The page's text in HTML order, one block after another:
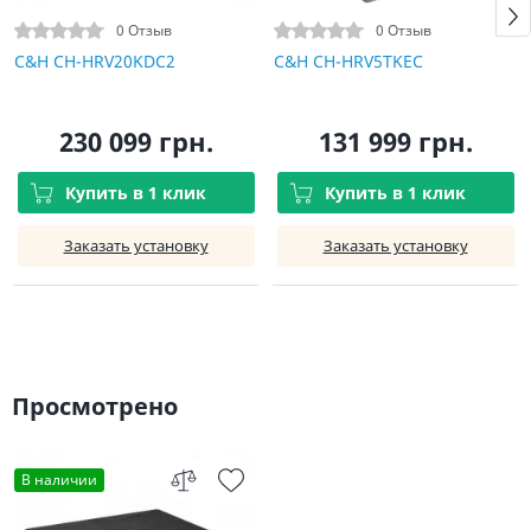
0 Отзыв
C&H CH-HRV20KDC2
230 099 грн.
Купить в 1 клик
Заказать установку
0 Отзыв
C&H CH-HRV5TKEC
131 999 грн.
Купить в 1 клик
Заказать установку
Просмотрено
В наличии